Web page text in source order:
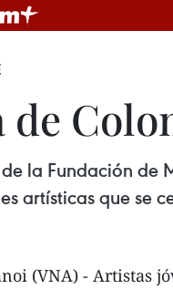
de
la Fundación
artísticas que se
(VNA) - Artistas